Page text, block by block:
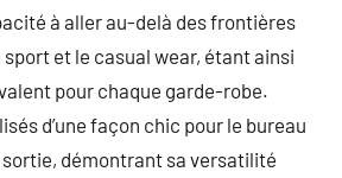
à aller au-delà des frontières
et le casual wear, étant ainsi
pour chaque garde-robe.
d’une façon chic pour le bureau
sortie, démontrant sa versatilité